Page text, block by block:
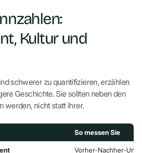
Kultur und
schwerer zu quantifizieren, erzählen
Geschichte. Sie sollten neben den
werden, nicht statt ihrer.
So messen Sie
Vorher-Nachher-